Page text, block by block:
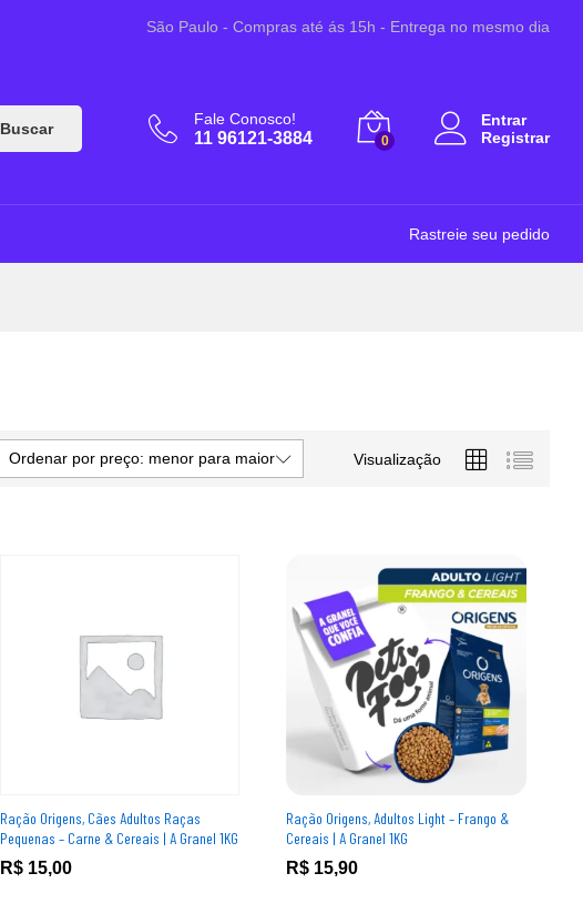
São Paulo - Compras até ás 15h - Entrega no mesmo dia
Buscar
Fale Conosco!
11 96121-3884 0
Entrar
Registrar
Rastreie seu pedido
Visualização
Ordenar por preço: menor para maior
Ração Origens, Cães Adultos Raças
Pequenas – Carne & Cereais | A Granel 1KG
R$15,00
R$15,00
Ração Origens, Adultos Light – Frango &
Cereais | A Granel 1KG
R$ 15,90
R$ 15,90